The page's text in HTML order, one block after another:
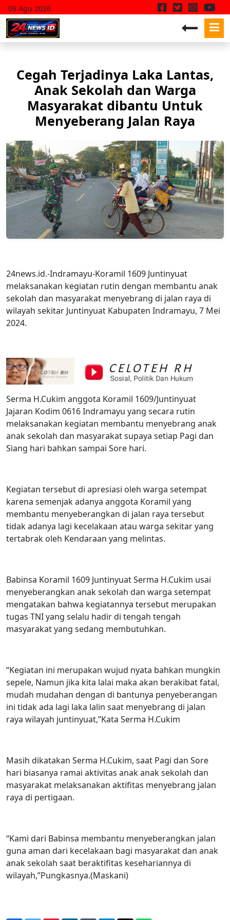
09 Agu 2026
Cegah Terjadinya Laka Lantas,
Anak Sekolah dan Warga
Masyarakat dibantu Untuk
Menyeberang Jalan Raya
24news.id.-Indramayu-Koramil 1609 Juntinyuat
melaksanakan kegiatan rutin dengan membantu anak
sekolah dan masyarakat menyebrang di jalan raya di
wilayah sekitar Juntinyuat Kabupaten Indramayu, 7 Mei
2024.
Serma H.Cukim anggota Koramil 1609/Juntinyuat
Jajaran Kodim 0616 Indramayu yang secara rutin
melaksanakan kegiatan membantu menyebrang anak
anak sekolah dan masyarakat supaya setiap Pagi dan
Siang hari bahkan sampai Sore hari.
Kegiatan tersebut di apresiasi oleh warga setempat
karena semenjak adanya anggota Koramil yang
membantu menyeberangkan di jalan raya tersebut
tidak adanya lagi kecelakaan atau warga sekitar yang
tertabrak oleh Kendaraan yang melintas.
Babinsa Koramil 1609 Juntinyuat Serma H.Cukim usai
menyeberangkan anak sekolah dan warga setempat
mengatakan bahwa kegiatannya tersebut merupakan
tugas TNI yang selalu hadir di tengah tengah
masyarakat yang sedang membutuhkan.
“Kegiatan ini merupakan wujud nyata bahkan mungkin
sepele, Namun jika kita lalai maka akan berakibat fatal,
mudah mudahan dengan di bantunya penyeberangan
ini tidak ada lagi laka lalin saat menyebrang di jalan
raya wilayah juntinyuat,”Kata Serma H.Cukim
Masih dikatakan Serma H.Cukim, saat Pagi dan Sore
hari biasanya ramai aktivitas anak anak sekolah dan
masyarakat melaksanakan aktifitas menyebrang jalan
raya di pertigaan.
“Kami dari Babinsa membantu menyeberangkan jalan
guna aman dari kecelakaan bagi masyarakat dan anak
anak sekolah saat beraktifitas kesehariannya di
wilayah,”Pungkasnya.(Maskani)